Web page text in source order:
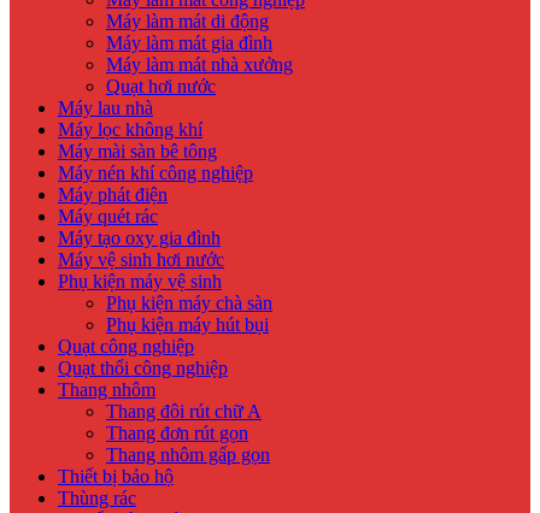
Máy làm mát di động
Máy làm mát gia đình
Máy làm mát nhà xưởng
Quạt hơi nước
Máy lau nhà
Máy lọc không khí
Máy mài sàn bê tông
Máy nén khí công nghiệp
Máy phát điện
Máy quét rác
Máy tạo oxy gia đình
Máy vệ sinh hơi nước
Phụ kiện máy vệ sinh
Phụ kiện máy chà sàn
Phụ kiện máy hút bụi
Quạt công nghiệp
Quạt thổi công nghiệp
Thang nhôm
Thang đôi rút chữ A
Thang đơn rút gọn
Thang nhôm gấp gọn
Thiết bị bảo hộ
Thùng rác